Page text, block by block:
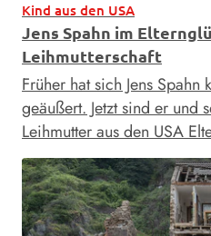
Kind aus den USA
Jens Spahn im
Leihmutterschaft
Früher hat sich Jens
geäußert. Jetzt sind er und
Leihmutter aus den USA